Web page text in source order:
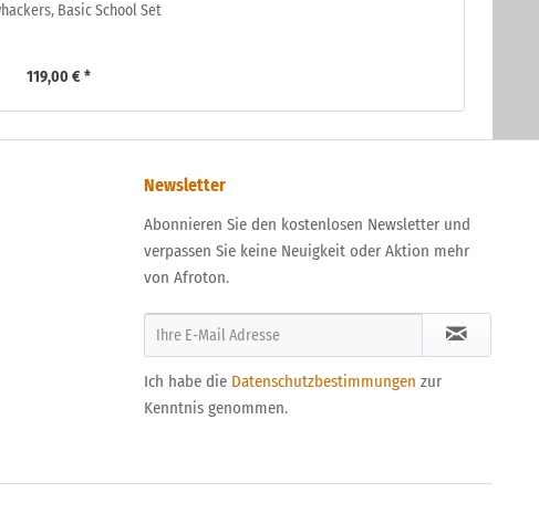
Basic School Set
119,00 € *
Newsletter
Abonnieren Sie den kostenlosen Newsletter und
verpassen Sie keine Neuigkeit oder Aktion mehr
von Afroton.
Ich habe die Datenschutzbestimmungen zur
Kenntnis genommen.